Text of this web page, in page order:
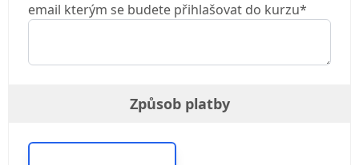
email kterým se budete přihlašovat do kurzu*
Způsob platby